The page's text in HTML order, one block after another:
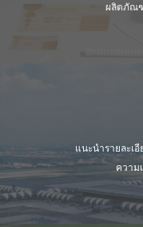
ผลิตภัณ
แนะนำรายละเ
ความ